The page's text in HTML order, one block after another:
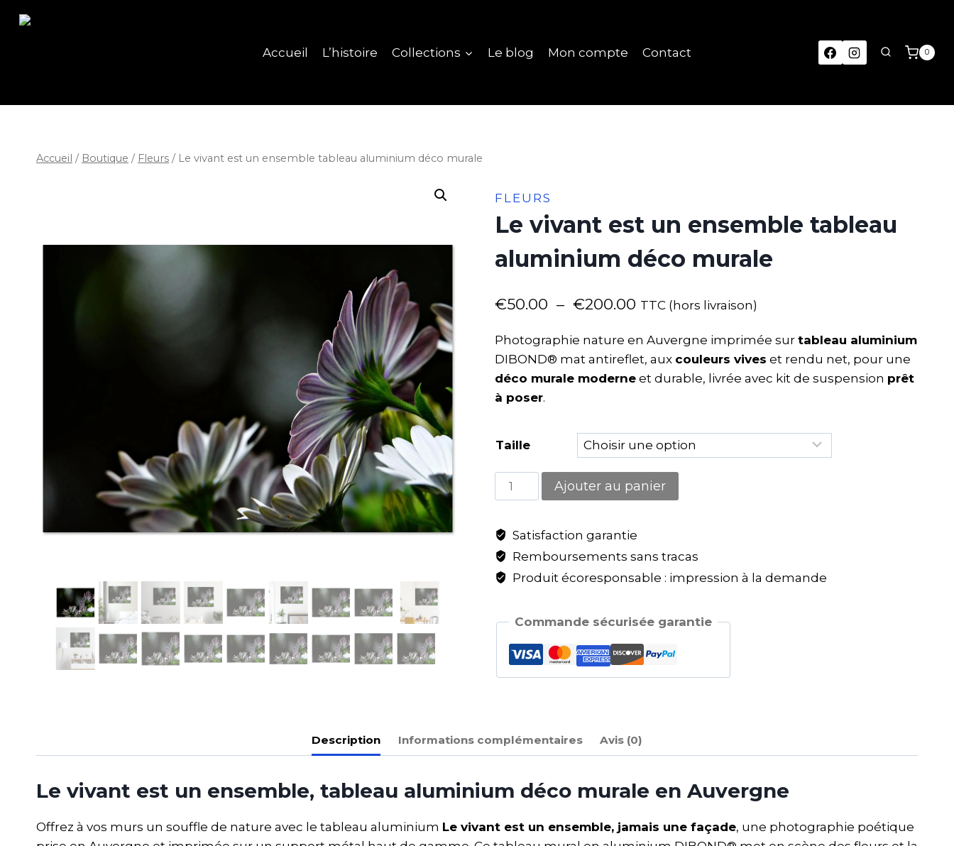
Accueil L’histoire Collections Le blog Mon compte Contact 0
Accueil / Boutique / Fleurs / Le vivant est un ensemble tableau aluminium déco murale
FLEURS
Le vivant est un ensemble tableau
aluminium déco murale
€50.00 – €200.00 TTC (hors livraison)
Photographie nature en Auvergne imprimée sur tableau aluminium
DIBOND® mat antireflet, aux couleurs vives et rendu net, pour une
déco murale moderneet durable, livrée avec kit de suspension prêt
à poser.
Taille
Ajouter au panier
Satisfaction garantie
Remboursements sans tracas
Produit écoresponsable : impression à la demande
Commande sécurisée garantie
Description Informations complémentaires Avis (0)
Le vivant est un ensemble, tableau aluminium déco murale en Auvergne
Offrez à vos murs un souffle de nature avec le tableau aluminium Le vivant est un ensemble, jamais une façade, une photographie poétique